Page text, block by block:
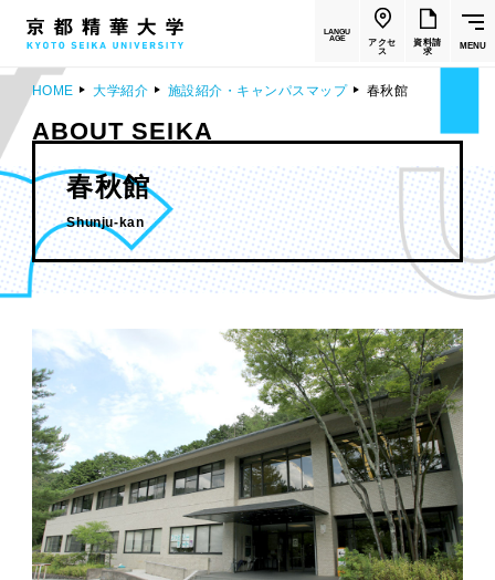
LANGU
AGE
アクセ
ス
資料請
求
MENU
HOME 大学紹介 施設紹介・キャンパスマップ 春秋館
春秋館
Shunju-kan
ABOUT SEIKA